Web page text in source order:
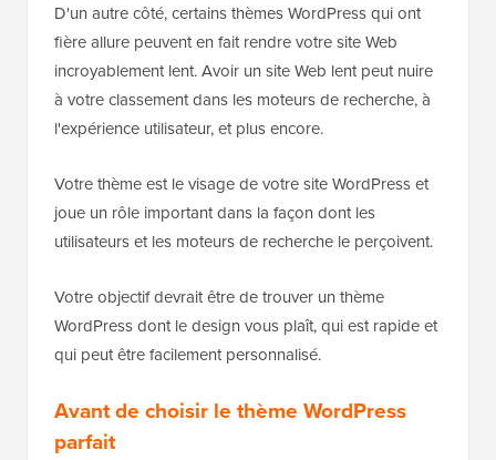
D'un autre côté, certains thèmes WordPress qui ont
fière allure peuvent en fait rendre votre site Web
incroyablement lent. Avoir un site Web lent peut nuire
à votre classement dans les moteurs de recherche, à
l'expérience utilisateur, et plus encore.
Votre thème est le visage de votre site WordPress et
joue un rôle important dans la façon dont les
utilisateurs et les moteurs de recherche le perçoivent.
Votre objectif devrait être de trouver un thème
WordPress dont le design vous plaît, qui est rapide et
qui peut être facilement personnalisé.
Avant de choisir le thème WordPress
parfait